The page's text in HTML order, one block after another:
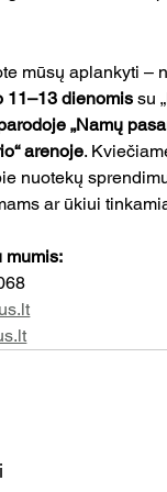
mūsų aplankyti –
11–13 dienomis su
„Namų
arenoje.
nuotekų
ar ūkiui
mumis: